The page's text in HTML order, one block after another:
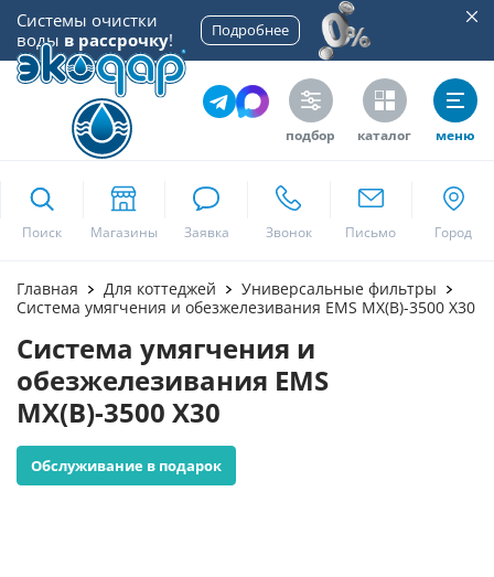
Системы очистки
воды в рассрочку! Подробнее
подбор каталог меню
Поиск
Москва
Главная Для коттеджей
Универсальные фильтры
Система умягчения и обезжелезивания EMS MX(B)-3500 X30
Система умягчения и
обезжелезивания EMS
MX(B)-3500 X30
Обслуживание в подарок